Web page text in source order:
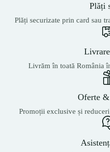
Plăți
Plăți securizate prin card sau
Livrăm în toată România
Oferte
Promoții exclusive și